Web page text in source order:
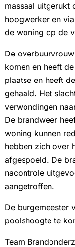
massaal uitgerukt
hoogwerker en
de woning op de
De
komen en heeft
plaatse en heeft
gehaald. Het
verwondingen
De brandweer
woning kunnen
hebben zich over
afgespoeld. De
nacontrole
aangetroffen.
De burgemeester
poolshoogte te
Team